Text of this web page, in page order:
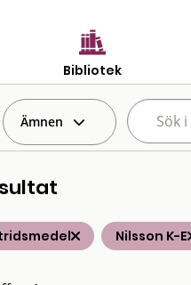
Bibliotek
Ämnen
Nilsson K-E